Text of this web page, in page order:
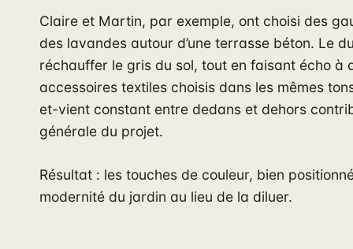
Claire et Martin, par exemple, ont choisi des
des lavandes autour d’une terrasse béton. Le
réchauffer le gris du sol, tout en faisant écho à
accessoires textiles choisis dans les mêmes
et-vient constant entre dedans et dehors
générale du projet.
Résultat : les touches de couleur, bien
modernité du jardin au lieu de la diluer.